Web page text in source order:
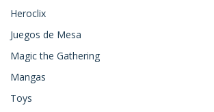
Heroclix
Juegos de Mesa
Magic the Gathering
Mangas
Toys